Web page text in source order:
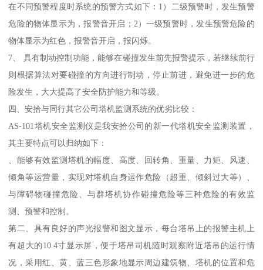
在不同预警程度时系统的预警方式如下：1）二级预警时，发生预警
危险的物体显示为，报警音开启；2）一级预警时，发生预警危险的
物体显示为红色，报警音开启，报闪烁。
7、 具有制动控制功能，能够在碰撞发生前先报警提示，若继续前行
则根据算法对要碰撞的方向进行制动，停止前进，避免进一步的危
险发生，大大提高了安全防护能力和等级。
四、安拾与同行其它公司塔机监测系统的优劣比较：
AS-101塔机安全监测仪是我安拾公司的新一代塔机安全监测装置，
其主要特点可以归纳如下：
、能够有效监测塔机的幅度、高度、回转角、重量、力矩、风速、
倾角等运营量，实现对塔机自身运作危险（超重、倾斜过大等）、
与障碍物碰撞危险、与群塔机协作碰撞危险等三种危险的有效监
测、预警和控制。
第二、具有良好的声光报警和图文显示，每台塔吊上的报警主机上
有超大的10.4寸显示屏，便于塔吊司机随时观察附近塔吊的运行情
况，采用红、黄、蓝三色形象地显示周边建筑物、塔机的位置和危